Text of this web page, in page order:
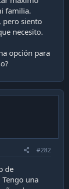
familia.
pero siento
necesito.
opción para
#282
de
una